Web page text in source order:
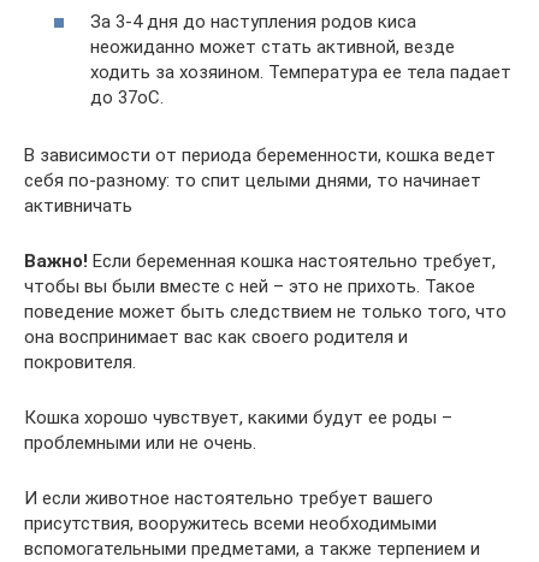
За 3-4 дня до наступления родов киса
неожиданно может стать активной, везде
ходить за хозяином. Температура ее тела падает
до 37оС.
В зависимости от периода беременности, кошка ведет
себя по-разному: то спит целыми днями, то начинает
активничать
Важно! Если беременная кошка настоятельно требует,
чтобы вы были вместе с ней – это не прихоть. Такое
поведение может быть следствием не только того, что
она воспринимает вас как своего родителя и
покровителя.
Кошка хорошо чувствует, какими будут ее роды –
проблемными или не очень.
И если животное настоятельно требует вашего
присутствия, вооружитесь всеми необходимыми
вспомогательными предметами, а также терпением и